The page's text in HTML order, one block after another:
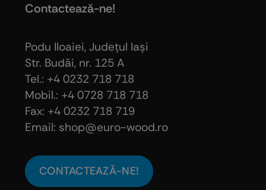
Contactează-ne!
Podu Iloaiei, Judeţul Iaşi
Str. Budăi, nr. 125 A
Tel.: +4 0232 718 718
Mobil.: +4 0728 718 718
Fax: +4 0232 718 719
Email: shop@euro-wood.ro
CONTACTEAZĂ-NE!